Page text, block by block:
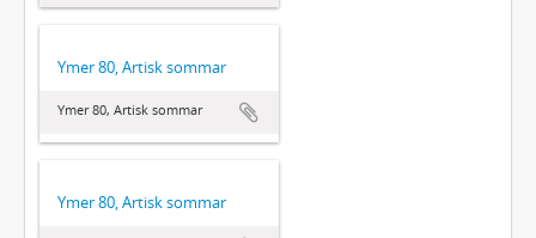
Ymer 80, Artisk sommar
Ymer 80, Artisk sommar
Ymer 80, Artisk sommar